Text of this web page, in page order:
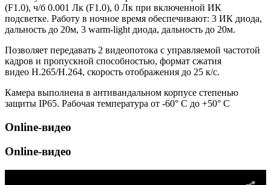
(F1.0), ч/б 0.001 Лк (F1.0), 0 Лк при включенной ИК
подсветке. Работу в ночное время обеспечивают: 3 ИК диода,
дальность до 20м, 3 warm-light диода, дальность до 20м.
Позволяет передавать 2 видеопотока с управляемой частотой
кадров и пропускной способностью, формат сжатия
видео H.265/H.264, скорость отображения до 25 к/с.
Камера выполнена в антивандальном корпусе степенью
защиты IP65. Рабочая температура от -60° С до +50° С
Online-видео
Online-видео